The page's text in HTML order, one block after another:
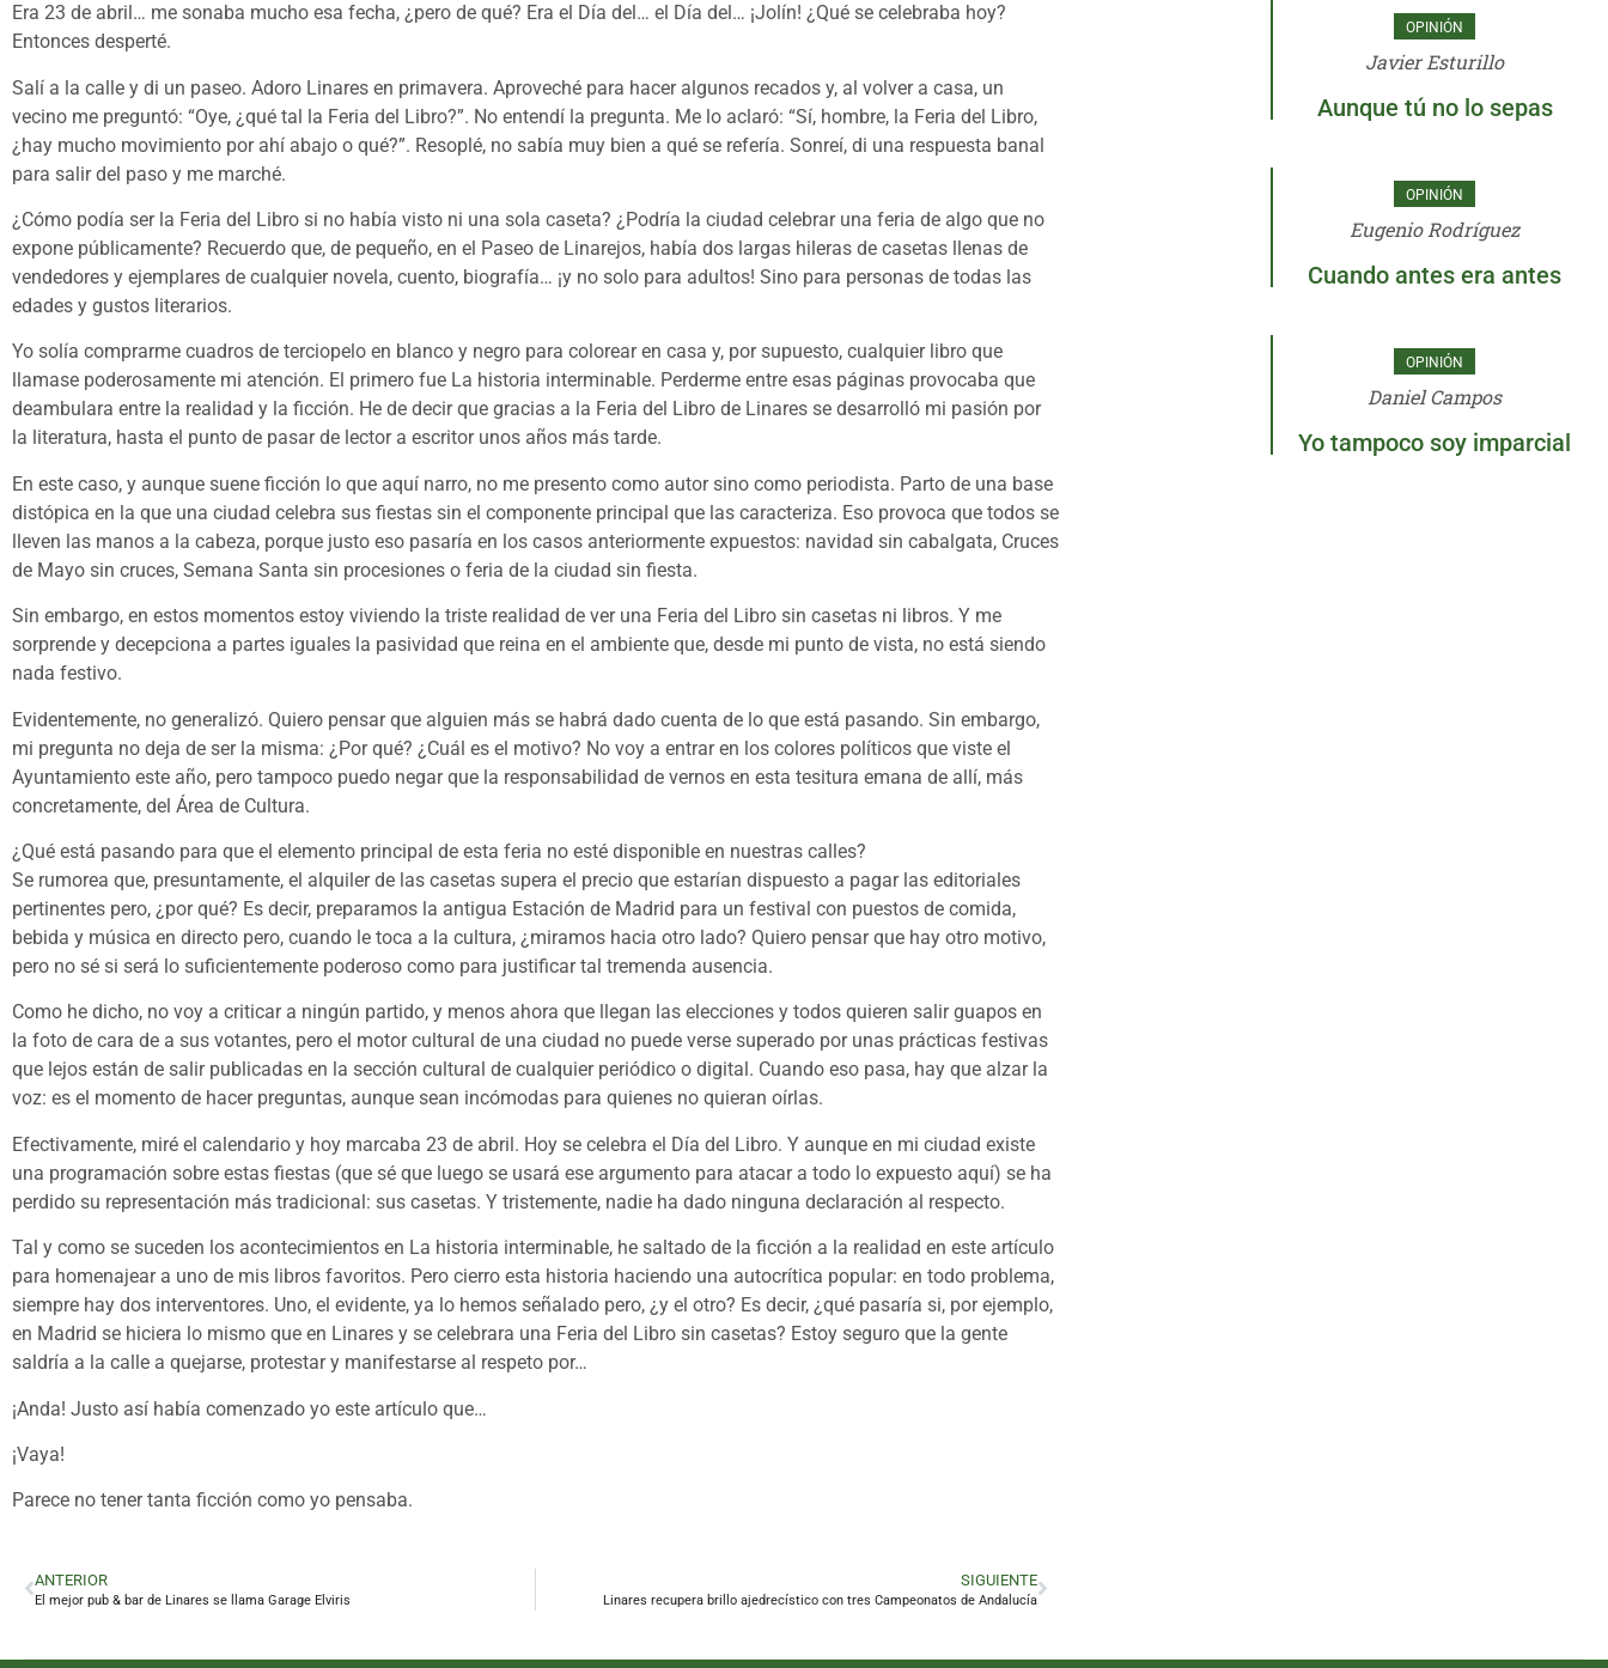
Era 23 de abril… me sonaba mucho esa fecha, ¿pero de qué? Era el Día del… el Día del… ¡Jolín! ¿Qué se celebraba hoy?
Entonces desperté.
Salí a la calle y di un paseo. Adoro Linares en primavera. Aproveché para hacer algunos recados y, al volver a casa, un
vecino me preguntó: “Oye, ¿qué tal la Feria del Libro?”. No entendí la pregunta. Me lo aclaró: “Sí, hombre, la Feria del Libro,
¿hay mucho movimiento por ahí abajo o qué?”. Resoplé, no sabía muy bien a qué se refería. Sonreí, di una respuesta banal
para salir del paso y me marché.
¿Cómo podía ser la Feria del Libro si no había visto ni una sola caseta? ¿Podría la ciudad celebrar una feria de algo que no
expone públicamente? Recuerdo que, de pequeño, en el Paseo de Linarejos, había dos largas hileras de casetas llenas de
vendedores y ejemplares de cualquier novela, cuento, biografía… ¡y no solo para adultos! Sino para personas de todas las
edades y gustos literarios.
Yo solía comprarme cuadros de terciopelo en blanco y negro para colorear en casa y, por supuesto, cualquier libro que
llamase poderosamente mi atención. El primero fue La historia interminable. Perderme entre esas páginas provocaba que
deambulara entre la realidad y la ficción. He de decir que gracias a la Feria del Libro de Linares se desarrolló mi pasión por
la literatura, hasta el punto de pasar de lector a escritor unos años más tarde.
En este caso, y aunque suene ficción lo que aquí narro, no me presento como autor sino como periodista. Parto de una base
distópica en la que una ciudad celebra sus fiestas sin el componente principal que las caracteriza. Eso provoca que todos se
lleven las manos a la cabeza, porque justo eso pasaría en los casos anteriormente expuestos: navidad sin cabalgata, Cruces
de Mayo sin cruces, Semana Santa sin procesiones o feria de la ciudad sin fiesta.
Sin embargo, en estos momentos estoy viviendo la triste realidad de ver una Feria del Libro sin casetas ni libros. Y me
sorprende y decepciona a partes iguales la pasividad que reina en el ambiente que, desde mi punto de vista, no está siendo
nada festivo.
Evidentemente, no generalizó. Quiero pensar que alguien más se habrá dado cuenta de lo que está pasando. Sin embargo,
mi pregunta no deja de ser la misma: ¿Por qué? ¿Cuál es el motivo? No voy a entrar en los colores políticos que viste el
Ayuntamiento este año, pero tampoco puedo negar que la responsabilidad de vernos en esta tesitura emana de allí, más
concretamente, del Área de Cultura.
¿Qué está pasando para que el elemento principal de esta feria no esté disponible en nuestras calles?
Se rumorea que, presuntamente, el alquiler de las casetas supera el precio que estarían dispuesto a pagar las editoriales
pertinentes pero, ¿por qué? Es decir, preparamos la antigua Estación de Madrid para un festival con puestos de comida,
bebida y música en directo pero, cuando le toca a la cultura, ¿miramos hacia otro lado? Quiero pensar que hay otro motivo,
pero no sé si será lo suficientemente poderoso como para justificar tal tremenda ausencia.
Como he dicho, no voy a criticar a ningún partido, y menos ahora que llegan las elecciones y todos quieren salir guapos en
la foto de cara de a sus votantes, pero el motor cultural de una ciudad no puede verse superado por unas prácticas festivas
que lejos están de salir publicadas en la sección cultural de cualquier periódico o digital. Cuando eso pasa, hay que alzar la
voz: es el momento de hacer preguntas, aunque sean incómodas para quienes no quieran oírlas.
Efectivamente, miré el calendario y hoy marcaba 23 de abril. Hoy se celebra el Día del Libro. Y aunque en mi ciudad existe
una programación sobre estas fiestas (que sé que luego se usará ese argumento para atacar a todo lo expuesto aquí) se ha
perdido su representación más tradicional: sus casetas. Y tristemente, nadie ha dado ninguna declaración al respecto.
Tal y como se suceden los acontecimientos en La historia interminable, he saltado de la ficción a la realidad en este artículo
para homenajear a uno de mis libros favoritos. Pero cierro esta historia haciendo una autocrítica popular: en todo problema,
siempre hay dos interventores. Uno, el evidente, ya lo hemos señalado pero, ¿y el otro? Es decir, ¿qué pasaría si, por ejemplo,
en Madrid se hiciera lo mismo que en Linares y se celebrara una Feria del Libro sin casetas? Estoy seguro que la gente
saldría a la calle a quejarse, protestar y manifestarse al respeto por…
¡Anda! Justo así había comenzado yo este artículo que…
¡Vaya!
Parece no tener tanta ficción como yo pensaba.
ANTERIOR
El mejor pub & bar de Linares se llama Garage Elviris
SIGUIENTE
Linares recupera brillo ajedrecístico con tres Campeonatos de Andalucía
OPINIÓN
Javier Esturillo
Aunque tú no lo sepas
OPINIÓN
Eugenio Rodríguez
Cuando antes era antes
OPINIÓN
Daniel Campos
Yo tampoco soy imparcial